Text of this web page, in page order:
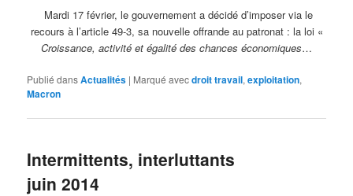
Mardi 17 février, le gouvernement a décidé d’imposer via le
recours à l’article 49-3, sa nouvelle offrande au patronat : la loi «
Croissance, activité et égalité des chances économiques…
Publié dansActualités | Marqué avecdroit travail,exploitation,
Macron
Intermittents, interluttants
juin 2014